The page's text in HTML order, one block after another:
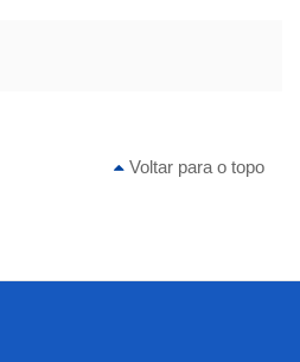
Voltar para o topo